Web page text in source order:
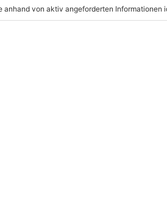
bei Dir genau bewirkt hat,
Du Dich schließlich wieder
Wirkung der